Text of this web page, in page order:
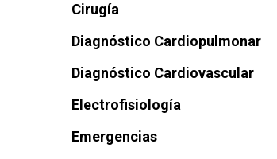
Cirugía
Diagnóstico Cardiopulmonar
Diagnóstico Cardiovascular
Electrofisiología
Emergencias